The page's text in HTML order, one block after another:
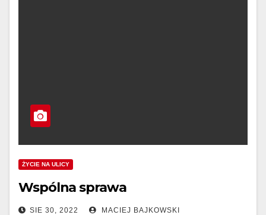
ŻYCIE NA ULICY
Wspólna sprawa
SIE 30, 2022 MACIEJ BAJKOWSKI